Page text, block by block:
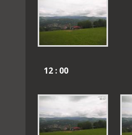
12 : 00